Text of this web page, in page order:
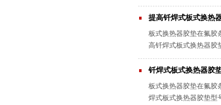
部件。换热器的泄漏情
提高钎焊式板式换热
板式换热器胶垫在氟胶
高钎焊式板式换热器胶
热板上的方式可分为三
钎焊式板式换热器胶
板式换热器胶垫在氟胶
焊式板式换热器胶垫型